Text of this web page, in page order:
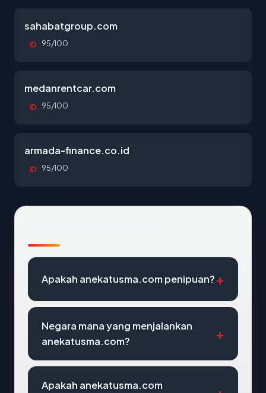
sahabatgroup.com
ID 95/100
medanrentcar.com
ID 95/100
armada-finance.co.id
ID 95/100
Apakah anekatusma.com penipuan?
Negara mana yang menjalankan
anekatusma.com?
Apakah anekatusma.com